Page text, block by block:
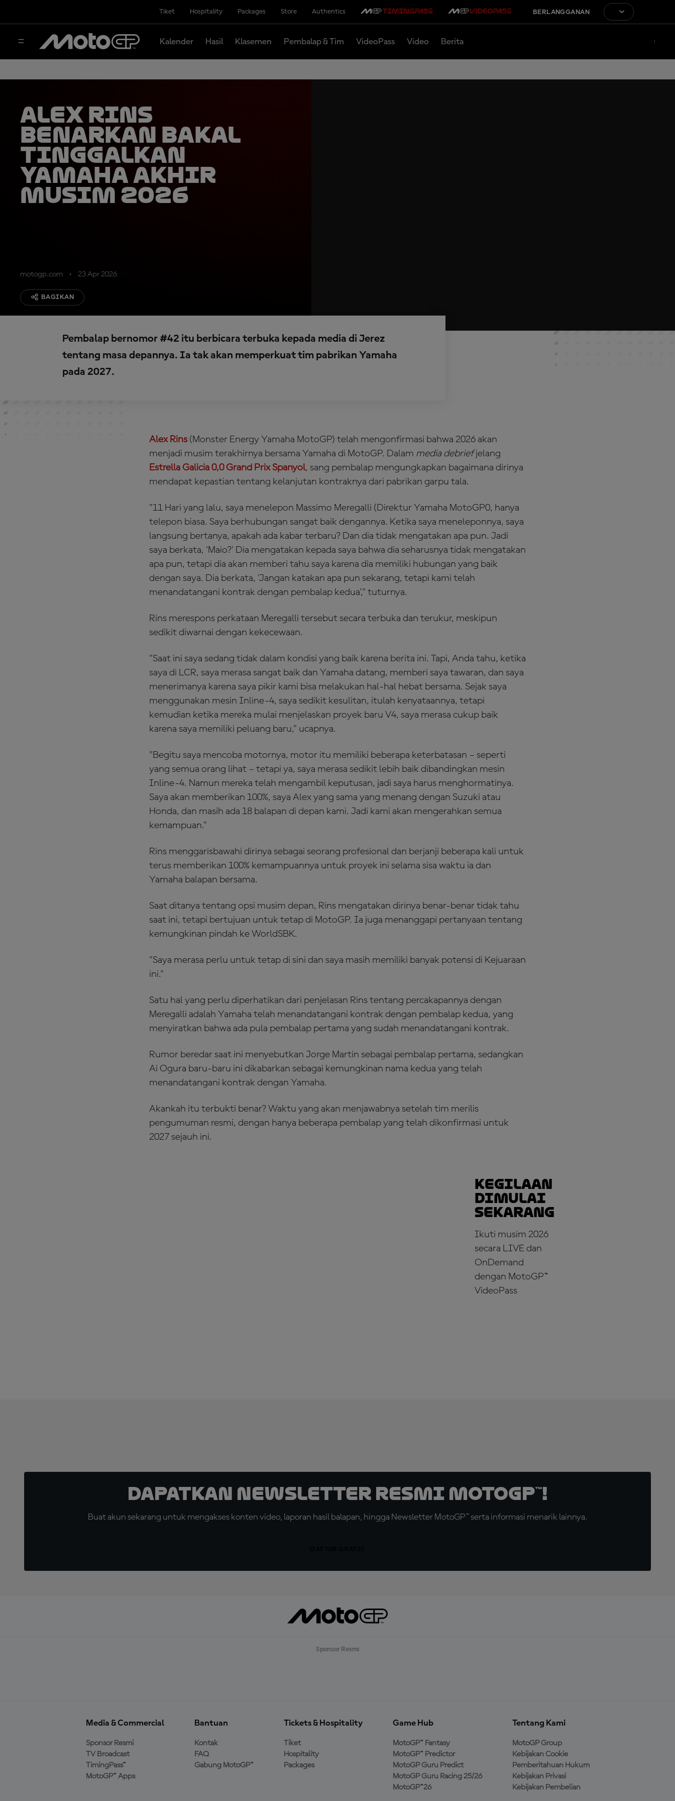
Tiket Hospitality Packages Store Authentics BERLANGGANAN
Kalender Hasil Klasemen Pembalap & Tim VideoPass Video Berita
Alex Rins
Benarkan Bakal
Tinggalkan
Yamaha Akhir
Musim 2026
motogp.com 23 Apr 2026
BAGIKAN
Pembalap bernomor #42 itu berbicara terbuka kepada media di Jerez
tentang masa depannya. Ia tak akan memperkuat tim pabrikan Yamaha
pada 2027.
Alex Rins (Monster Energy Yamaha MotoGP) telah mengonfirmasi bahwa 2026 akan
menjadi musim terakhirnya bersama Yamaha di MotoGP. Dalam media debriefjelang
Estrella Galicia 0,0 Grand Prix Spanyol, sang pembalap mengungkapkan bagaimana dirinya
mendapat kepastian tentang kelanjutan kontraknya dari pabrikan garpu tala.
"11 Hari yang lalu, saya menelepon Massimo Meregalli (Direktur Yamaha MotoGP0, hanya
telepon biasa. Saya berhubungan sangat baik dengannya. Ketika saya meneleponnya, saya
langsung bertanya, apakah ada kabar terbaru? Dan dia tidak mengatakan apa pun. Jadi
saya berkata, 'Maio?' Dia mengatakan kepada saya bahwa dia seharusnya tidak mengatakan
apa pun, tetapi dia akan memberi tahu saya karena dia memiliki hubungan yang baik
dengan saya. Dia berkata, 'Jangan katakan apa pun sekarang, tetapi kami telah
menandatangani kontrak dengan pembalap kedua'," tuturnya.
Rins merespons perkataan Meregalli tersebut secara terbuka dan terukur, meskipun
sedikit diwarnai dengan kekecewaan.
"Saat ini saya sedang tidak dalam kondisi yang baik karena berita ini. Tapi, Anda tahu, ketika
saya di LCR, saya merasa sangat baik dan Yamaha datang, memberi saya tawaran, dan saya
menerimanya karena saya pikir kami bisa melakukan hal-hal hebat bersama. Sejak saya
menggunakan mesin Inline-4, saya sedikit kesulitan, itulah kenyataannya, tetapi
kemudian ketika mereka mulai menjelaskan proyek baru V4, saya merasa cukup baik
karena saya memiliki peluang baru," ucapnya.
"Begitu saya mencoba motornya, motor itu memiliki beberapa keterbatasan – seperti
yang semua orang lihat – tetapi ya, saya merasa sedikit lebih baik dibandingkan mesin
Inline-4. Namun mereka telah mengambil keputusan, jadi saya harus menghormatinya.
Saya akan memberikan 100%, saya Alex yang sama yang menang dengan Suzuki atau
Honda, dan masih ada 18 balapan di depan kami. Jadi kami akan mengerahkan semua
kemampuan."
Rins menggarisbawahi dirinya sebagai seorang profesional dan berjanji beberapa kali untuk
terus memberikan 100% kemampuannya untuk proyek ini selama sisa waktu ia dan
Yamaha balapan bersama.
Saat ditanya tentang opsi musim depan, Rins mengatakan dirinya benar-benar tidak tahu
saat ini, tetapi bertujuan untuk tetap di MotoGP. Ia juga menanggapi pertanyaan tentang
kemungkinan pindah ke WorldSBK.
"Saya merasa perlu untuk tetap di sini dan saya masih memiliki banyak potensi di Kejuaraan
ini."
Satu hal yang perlu diperhatikan dari penjelasan Rins tentang percakapannya dengan
Meregalli adalah Yamaha telah menandatangani kontrak dengan pembalap kedua, yang
menyiratkan bahwa ada pula pembalap pertama yang sudah menandatangani kontrak.
Rumor beredar saat ini menyebutkan Jorge Martin sebagai pembalap pertama, sedangkan
Ai Ogura baru-baru ini dikabarkan sebagai kemungkinan nama kedua yang telah
menandatangani kontrak dengan Yamaha.
Akankah itu terbukti benar? Waktu yang akan menjawabnya setelah tim merilis
pengumuman resmi, dengan hanya beberapa pembalap yang telah dikonfirmasi untuk
2027 sejauh ini.
Kegilaan
dimulai
sekarang
Ikuti musim 2026
secara LIVE dan
OnDemand
dengan MotoGP™
VideoPass
Dapatkan Newsletter Resmi MotoGP™!
Buat akun sekarang untuk mengakses konten video, laporan hasil balapan, hingga Newsletter MotoGP™ serta informasi menarik lainnya.
Sponsor Resmi
Media & Commercial
Sponsor Resmi
TV Broadcast
TimingPass™
MotoGP™ Apps
Bantuan
Kontak
FAQ
Gabung MotoGP™
Tickets & Hospitality
Tiket
Hospitality
Packages
Game Hub
MotoGP™ Fantasy
MotoGP™ Predictor
MotoGP Guru Predict
MotoGP Guru Racing 25/26
MotoGP™26
Tentang Kami
MotoGP Group
Kebijakan Cookie
Pemberitahuan Hukum
Kebijakan Privasi
Kebijakan Pembelian